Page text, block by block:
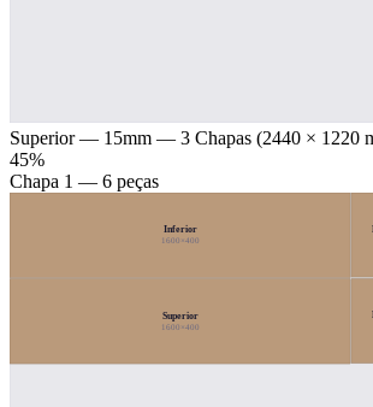
Superior — 15mm — 3 Chapas (2440 × 1220
45%
Chapa 1 — 6 peças
Inferior
1600×400
Superior
1600×400